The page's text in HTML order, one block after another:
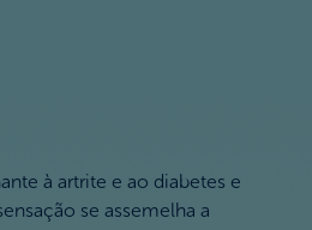
à artrite e ao diabetes e
se assemelha a